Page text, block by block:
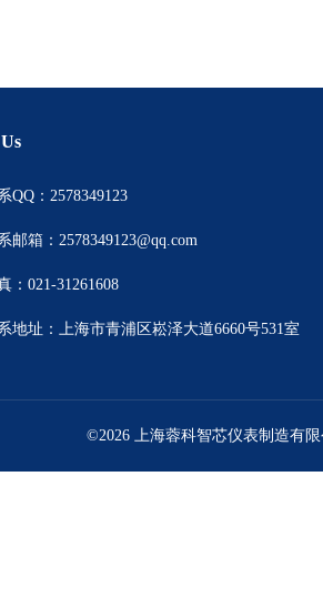
QQ：2578349123
邮箱：2578349123@qq.com
：021-31261608
地址：上海市青浦区崧泽大道6660号531室
©2026 上海蓉科智芯仪表制造有